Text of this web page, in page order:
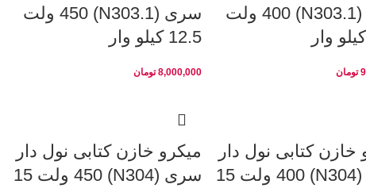
سری (N303.1) 400 ولت
تومان
سری (N303.1) 450 ولت
12.5 کیلو وار
8,000,000 تومان
خازن کتابی نول دار
سری (N304) 400 ولت 15
میکرو خازن کتابی نول دار
سری (N304) 450 ولت 15